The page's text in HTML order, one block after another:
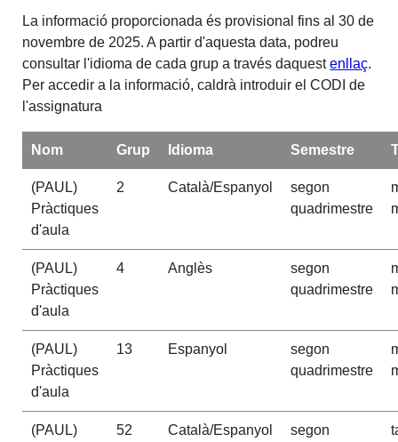
La informació proporcionada és provisional fins al 30 de
novembre de 2025. A partir d'aquesta data, podreu
consultar l'idioma de cada grup a través daquestenllaç.
Per accedir a la informació, caldrà introduir el CODI de
l'assignatura
Nom Grup Idioma Semestre
(PAUL)
Pràctiques
d'aula
2 Català/Espanyol
segon
quadrimestre
(PAUL)
Pràctiques
d'aula
4 Anglès
segon
quadrimestre
(PAUL)
Pràctiques
d'aula
13 Espanyol
segon
quadrimestre
(PAUL)
52 Català/Espanyol
segon